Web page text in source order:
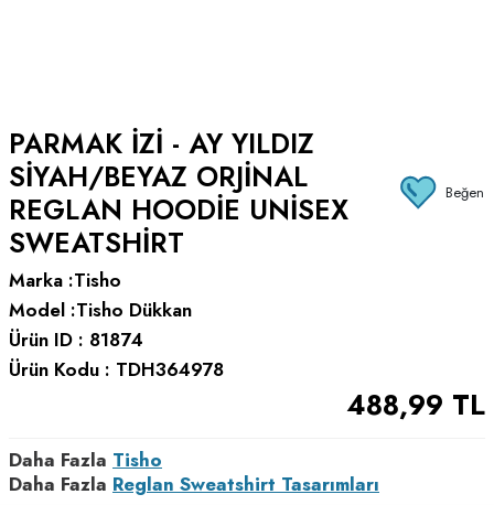
PARMAK İZI - AY YILDIZ
SIYAH/BEYAZ ORJINAL
REGLAN HOODIE UNISEX
SWEATSHIRT
Beğen
Marka :Tisho
Model :Tisho Dükkan
Ürün ID : 81874
Ürün Kodu : TDH364978
488,99 TL
Daha Fazla Tisho
Daha Fazla Reglan Sweatshirt Tasarımları